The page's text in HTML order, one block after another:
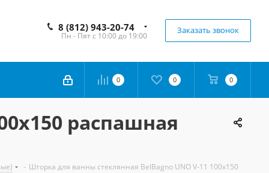
8 (812) 943-20-74
Пн - Пят с 10:00 до 19:00
Заказать звонок
0 0 0
распашная
- Шторка для ванны стеклянная BelBagno UNO V-11 100х150